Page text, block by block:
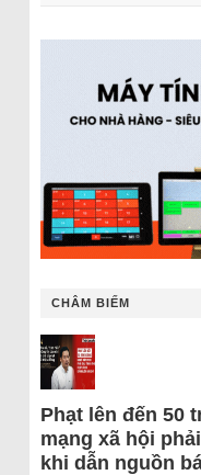
CHÂM BIẾM
Phạt lên đến 50
mạng xã hội
khi dẫn nguồn